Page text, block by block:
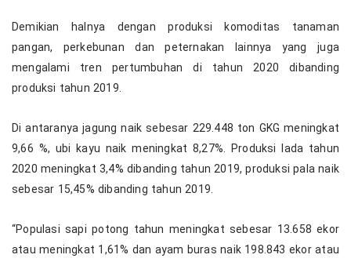
Demikian halnya dengan produksi komoditas tanaman
pangan, perkebunan dan peternakan lainnya yang juga
mengalami tren pertumbuhan di tahun 2020 dibanding
produksi tahun 2019.
Di antaranya jagung naik sebesar 229.448 ton GKG meningkat
9,66 %, ubi kayu naik meningkat 8,27%. Produksi lada tahun
2020 meningkat 3,4% dibanding tahun 2019, produksi pala naik
sebesar 15,45% dibanding tahun 2019.
“Populasi sapi potong tahun meningkat sebesar 13.658 ekor
atau meningkat 1,61% dan ayam buras naik 198.843 ekor atau